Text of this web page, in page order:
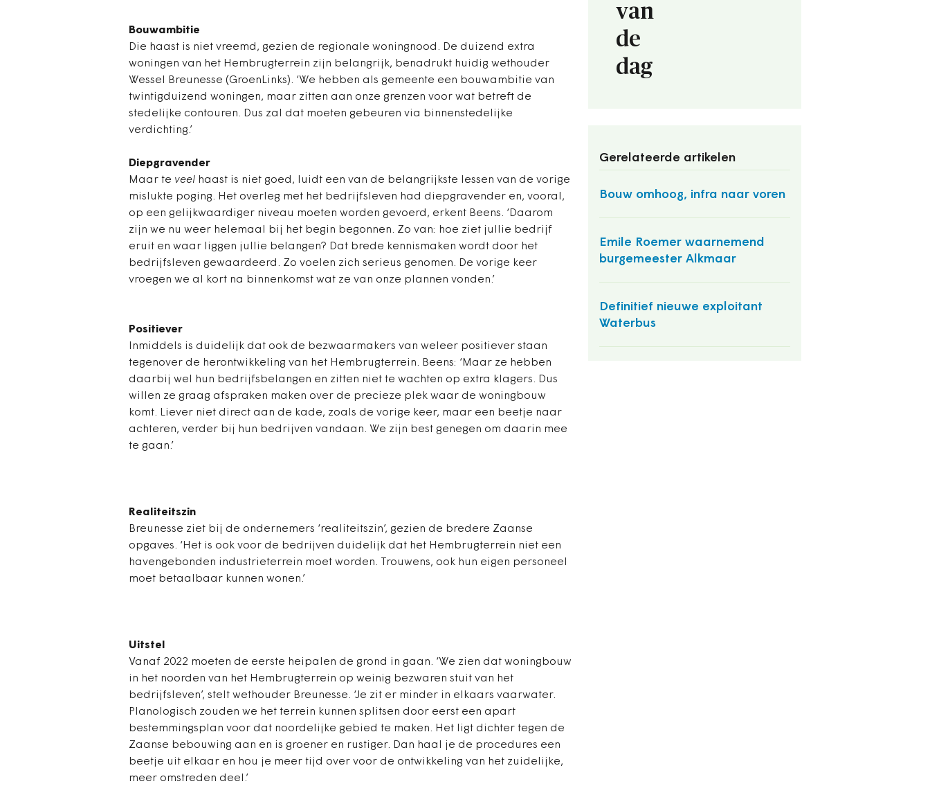
van
de
dag
Gerelateerde artikelen
Bouw omhoog, infra naar voren
Emile Roemer waarnemend
burgemeester Alkmaar
Definitief nieuwe exploitant
Waterbus
Bouwambitie
Die haast is niet vreemd, gezien de regionale woningnood. De duizend extra
woningen van het Hembrugterrein zijn belangrijk, benadrukt huidig wethouder
Wessel Breunesse (GroenLinks). ‘We hebben als gemeente een bouwambitie van
twintigduizend woningen, maar zitten aan onze grenzen voor wat betreft de
stedelijke contouren. Dus zal dat moeten gebeuren via binnenstedelijke
verdichting.’
Diepgravender
Maar te veel haast is niet goed, luidt een van de belangrijkste lessen van de vorige
mislukte poging. Het overleg met het bedrijfsleven had diepgravender en, vooral,
op een gelijkwaardiger niveau moeten worden gevoerd, erkent Beens. ‘Daarom
zijn we nu weer helemaal bij het begin begonnen. Zo van: hoe ziet jullie bedrijf
eruit en waar liggen jullie belangen? Dat brede kennismaken wordt door het
bedrijfsleven gewaardeerd. Zo voelen zich serieus genomen. De vorige keer
vroegen we al kort na binnenkomst wat ze van onze plannen vonden.’
Positiever
Inmiddels is duidelijk dat ook de bezwaarmakers van weleer positiever staan
tegenover de herontwikkeling van het Hembrugterrein. Beens: ‘Maar ze hebben
daarbij wel hun bedrijfsbelangen en zitten niet te wachten op extra klagers. Dus
willen ze graag afspraken maken over de precieze plek waar de woningbouw
komt. Liever niet direct aan de kade, zoals de vorige keer, maar een beetje naar
achteren, verder bij hun bedrijven vandaan. We zijn best genegen om daarin mee
te gaan.’
Realiteitszin
Breunesse ziet bij de ondernemers ‘realiteitszin’, gezien de bredere Zaanse
opgaves. ‘Het is ook voor de bedrijven duidelijk dat het Hembrugterrein niet een
havengebonden industrieterrein moet worden. Trouwens, ook hun eigen personeel
moet betaalbaar kunnen wonen.’
Uitstel
Vanaf 2022 moeten de eerste heipalen de grond in gaan. ‘We zien dat woningbouw
in het noorden van het Hembrugterrein op weinig bezwaren stuit van het
bedrijfsleven’, stelt wethouder Breunesse. ‘Je zit er minder in elkaars vaarwater.
Planologisch zouden we het terrein kunnen splitsen door eerst een apart
bestemmingsplan voor dat noordelijke gebied te maken. Het ligt dichter tegen de
Zaanse bebouwing aan en is groener en rustiger. Dan haal je de procedures een
beetje uit elkaar en hou je meer tijd over voor de ontwikkeling van het zuidelijke,
meer omstreden deel.’